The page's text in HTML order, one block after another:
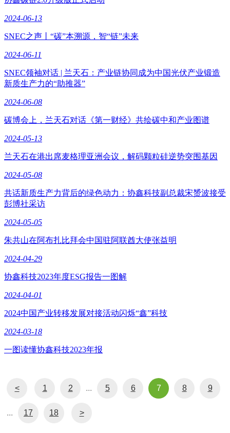
2024-06-13
SNEC之声丨“碳”本溯源，智“链”未来
2024-06-11
SNEC领袖对话 | 兰天石：产业链协同成为中国光伏产业锻造
新质生产力的“助推器”
2024-06-08
碳博会上，兰天石对话《第一财经》共绘碳中和产业图谱
2024-05-13
兰天石在港出席麦格理亚洲会议，解码颗粒硅逆势突围基因
2024-05-08
共话新质生产力背后的绿色动力：协鑫科技副总裁宋赟波接受
彭博社采访
2024-05-05
朱共山在阿布扎比拜会中国驻阿联酋大使张益明
2024-04-29
协鑫科技2023年度ESG报告一图解
2024-04-01
2024中国产业转移发展对接活动闪烁“鑫”科技
2024-03-18
一图读懂协鑫科技2023年报
< 1 2 ... 5 6 7 8 9
... 17 18 >